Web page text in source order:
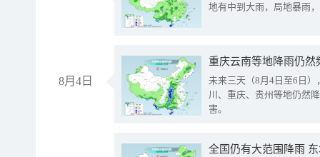
地有中到大雨，局地暴雨
8月4日
重庆云南等地降雨仍然
未来三天（8月4日至6日
川、重庆、贵州等地仍然
害。
全国仍有大范围降雨